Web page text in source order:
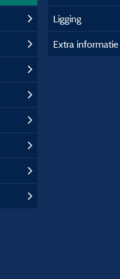
Ligging
Extra informatie